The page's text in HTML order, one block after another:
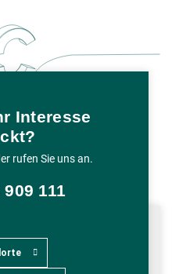
Interesse
rufen Sie uns an.
111